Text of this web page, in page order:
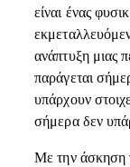
είναι ένας
ανάπτυξη μιας
παράγεται
υπάρχουν
σήμερα δεν
Με την άσκηση